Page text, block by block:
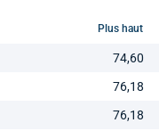
Plus haut
74,60
76,18
76,18